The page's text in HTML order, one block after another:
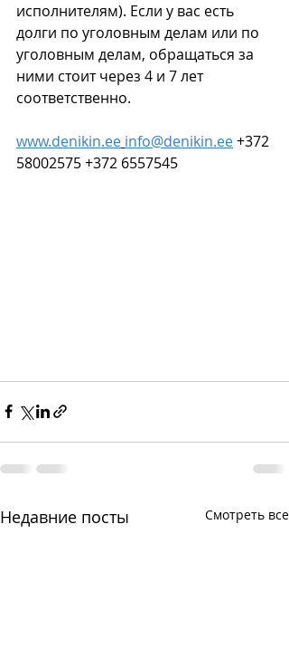
исполнителям). Если у вас есть
долги по уголовным делам или по
уголовным делам, обращаться за
ними стоит через 4 и 7 лет
соответственно.
www.denikin.ee info@denikin.ee +372
58002575 +372 6557545
Недавние посты Смотреть все